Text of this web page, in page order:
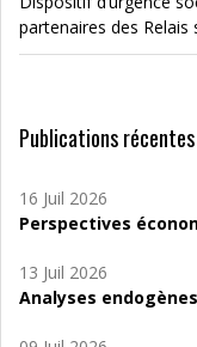
partenaires des Relais
Publications récentes
16 Juil 2026
Perspectives
13 Juil 2026
Analyses